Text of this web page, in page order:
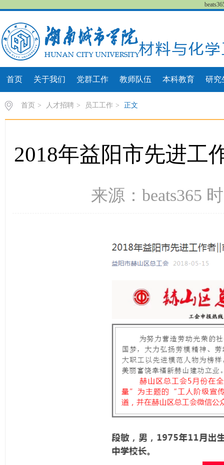
首页 关于我们 党群工作 教师队伍 本科教育 研究
首页 > 人才招聘 > 员工工作 > 正文
2018年益阳市先进工
来源：beats365